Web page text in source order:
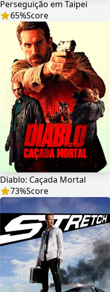
Perseguição em Taipei
65%Score
Diablo: Caçada Mortal
73%Score